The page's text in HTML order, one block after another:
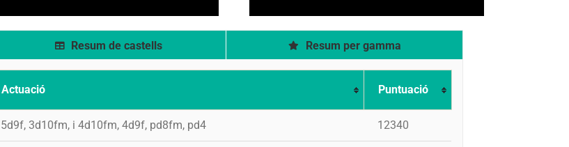
Resum de castells Resum per gamma
Actuació Puntuació
5d9f, 3d10fm, i 4d10fm, 4d9f, pd8fm, pd4 12340